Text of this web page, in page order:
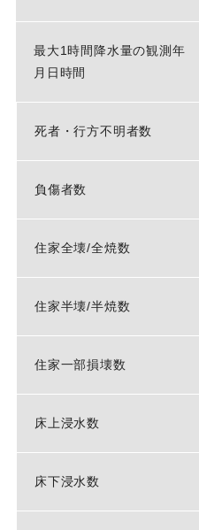
最大1時間降水量の観測年
月日時間
死者・行方不明者数
負傷者数
住家全壊/全焼数
住家半壊/半焼数
住家一部損壊数
床上浸水数
床下浸水数